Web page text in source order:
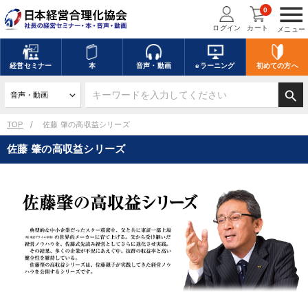
menu
メニュー
ログイン カート
0
経営セミナー 本 音声・動画 eラーニング 初めての方へ
search
キーワードを入力して探す
デジタル版対応のみ検索結果に表示する
search
講演収録物を探す refresh
全国経営者セミナー講演収録物（全1315タイトル）からお探しいただけ
ます
カテゴリー
TOP 佐藤 肇の高収益シリーズ
佐藤 肇の高収益シリーズ